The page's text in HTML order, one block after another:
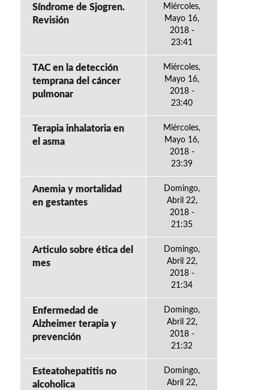
Síndrome de Sjogren.
Revisión
Miércoles,
Mayo 16,
2018 -
23:41
TAC en la detección
temprana del cáncer
pulmonar
Miércoles,
Mayo 16,
2018 -
23:40
Terapia inhalatoria en
el asma
Miércoles,
Mayo 16,
2018 -
23:39
Anemia y mortalidad
en gestantes
Domingo,
Abril 22,
2018 -
21:35
Articulo sobre ética del
mes
Domingo,
Abril 22,
2018 -
21:34
Enfermedad de
Alzheimer terapia y
prevención
Domingo,
Abril 22,
2018 -
21:32
Esteatohepatitis no
alcoholica
Domingo,
Abril 22,